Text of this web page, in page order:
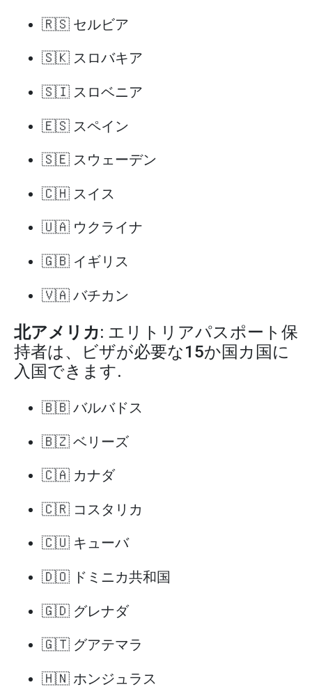
🇷🇸 セルビア
🇸🇰 スロバキア
🇸🇮 スロベニア
🇪🇸 スペイン
🇸🇪 スウェーデン
🇨🇭 スイス
🇺🇦 ウクライナ
🇬🇧 イギリス
🇻🇦 バチカン
北アメリカ: エリトリアパスポート保
持者は、ビザが必要な15か国カ国に
入国できます.
🇧🇧 バルバドス
🇧🇿 ベリーズ
🇨🇦 カナダ
🇨🇷 コスタリカ
🇨🇺 キューバ
🇩🇴 ドミニカ共和国
🇬🇩 グレナダ
🇬🇹 グアテマラ
🇭🇳 ホンジュラス